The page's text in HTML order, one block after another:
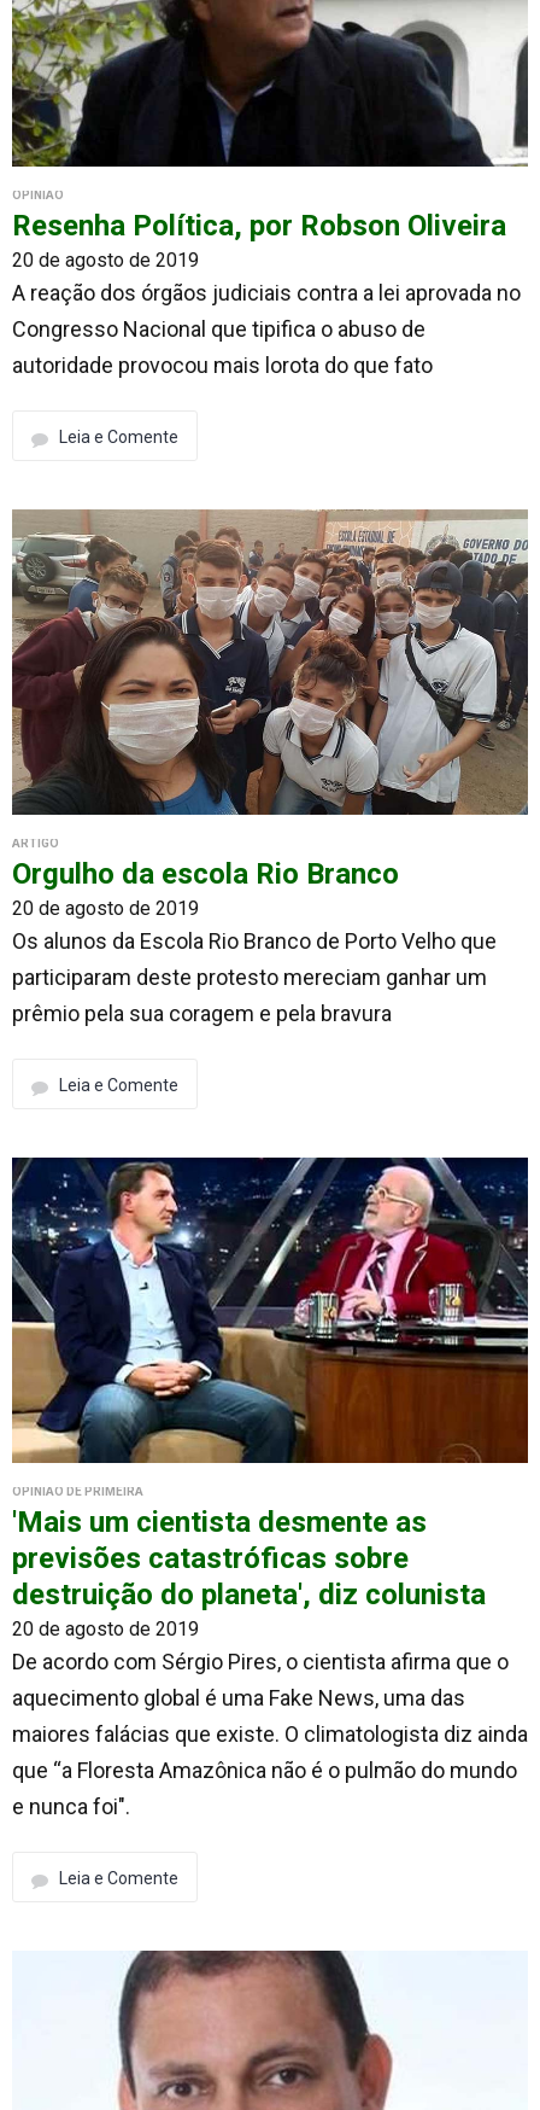
OPINIÃO
Resenha Política, por Robson Oliveira
20 de agosto de 2019
A reação dos órgãos judiciais contra a lei aprovada no
Congresso Nacional que tipifica o abuso de
autoridade provocou mais lorota do que fato
Leia e Comente
ARTIGO
Orgulho da escola Rio Branco
20 de agosto de 2019
Os alunos da Escola Rio Branco de Porto Velho que
participaram deste protesto mereciam ganhar um
prêmio pela sua coragem e pela bravura
Leia e Comente
OPINIÃO DE PRIMEIRA
'Mais um cientista desmente as
previsões catastróficas sobre
destruição do planeta', diz colunista
20 de agosto de 2019
De acordo com Sérgio Pires, o cientista afirma que o
aquecimento global é uma Fake News, uma das
maiores falácias que existe. O climatologista diz ainda
que “a Floresta Amazônica não é o pulmão do mundo
e nunca foi".
Leia e Comente